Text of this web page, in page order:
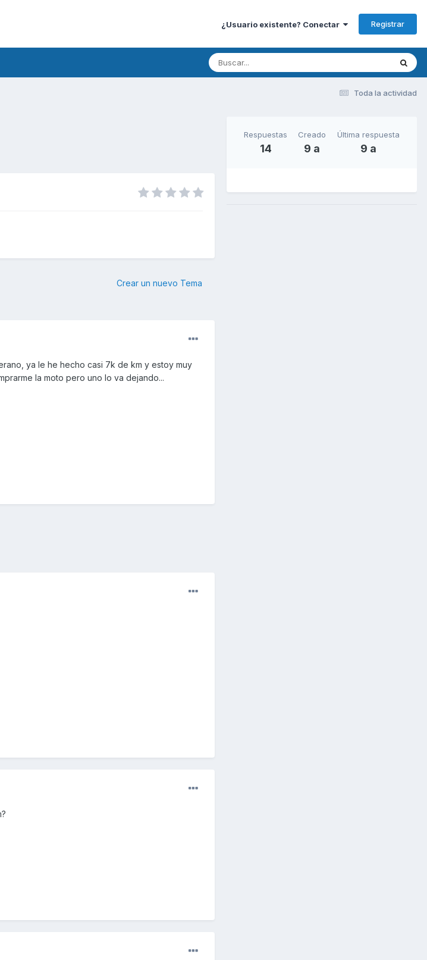
¿Usuario existente? Conectar Registrar
Toda la actividad
Crear un nuevo Tema
ya le he hecho casi 7k de km y estoy muy
la moto pero uno lo va dejando...
Respuestas
14
Creado
9 a
Última respuesta
9 a